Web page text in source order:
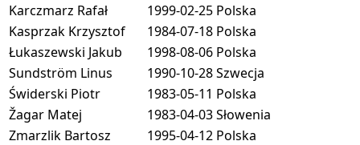
Karczmarz Rafał
1999-02-25 Polska
Kasprzak Krzysztof
1984-07-18 Polska
Łukaszewski Jakub
1998-08-06 Polska
Sundström Linus
1990-10-28Szwecja
Świderski Piotr
1983-05-11 Polska
Žagar Matej
1983-04-03Słowenia
Zmarzlik Bartosz
1995-04-12 Polska